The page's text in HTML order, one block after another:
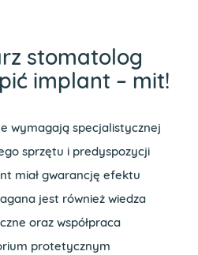
stomatolog
implant – mit!
wymagają specjalistycznej
sprzętu i predyspozycji
miał gwarancję efektu
jest również wiedza
oraz współpraca
protetycznym